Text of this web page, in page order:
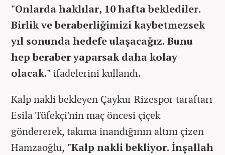
"Onlarda haklılar, 10 hafta beklediler.
Birlik ve beraberliğimizi kaybetmezsek
yıl sonunda hedefe ulaşacağız. Bunu
hep beraber yaparsak daha kolay
olacak." ifadelerini kullandı.
Kalp nakli bekleyen Çaykur Rizespor taraftarı
Esila Tüfekçi'nin maç öncesi çiçek
göndererek, takıma inandığının altını çizen
Hamzaoğlu, "Kalp nakli bekliyor. İnşallah